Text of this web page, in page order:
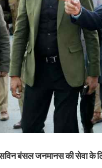
बंसल जनमानस की सेवा के